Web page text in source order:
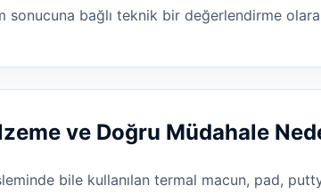
sonucuna bağlı teknik bir değerlendirme
ve Doğru Müdahale
bile kullanılan termal macun, pad,